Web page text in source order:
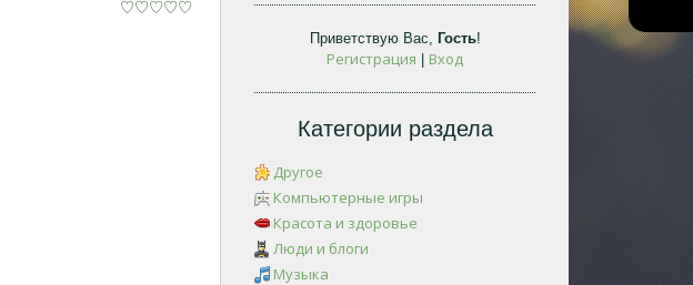
Приветствую Вас, Гость!
Регистрация Вход
Категории раздела
Другое
Компьютерные игры
Красота и здоровье
Люди и блоги
Музыка